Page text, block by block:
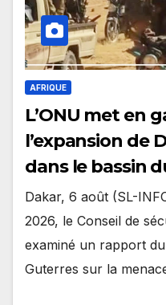
AFRIQUE
L’ONU met en
l’expansion de
dans le bassin
Dakar, 6 août (SL-
2026, le Conseil de
examiné un rapport
Guterres sur la